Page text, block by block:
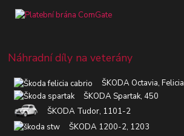
Náhradní díly na veterány
ŠKODA Octavia, Felicia
ŠKODA Spartak, 450
ŠKODA Tudor, 1101-2
ŠKODA 1200-2, 1203